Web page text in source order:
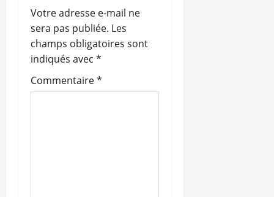
Votre adresse e-mail ne
sera pas publiée. Les
champs obligatoires sont
indiqués avec *
Commentaire*